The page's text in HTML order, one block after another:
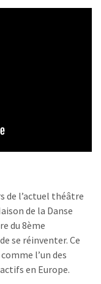
de l’actuel théâtre
de la Danse
du 8ème
se réinventer. Ce
l’un des
en Europe.